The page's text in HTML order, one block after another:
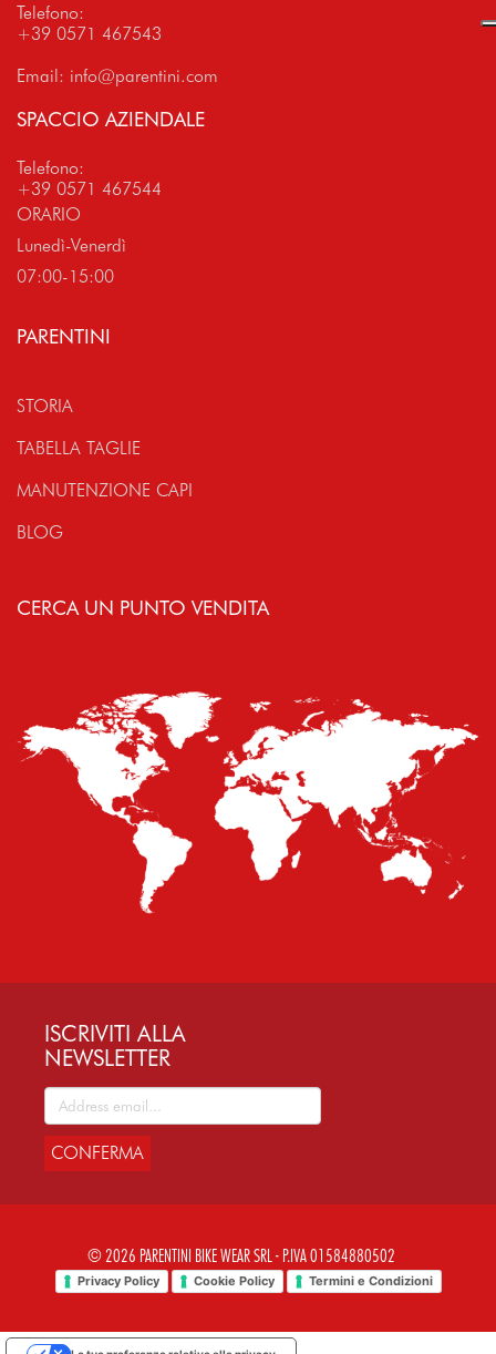
Telefono:
+39 0571 467543
Email: info@parentini.com
SPACCIO AZIENDALE
Telefono:
+39 0571 467544
ORARIO
Lunedì-Venerdì
07:00-15:00
PARENTINI
STORIA
TABELLA TAGLIE
MANUTENZIONE CAPI
BLOG
CERCA UN PUNTO VENDITA
ISCRIVITI ALLA
NEWSLETTER
CONFERMA
© 2026 PARENTINI BIKE WEAR SRL - P.IVA 01584880502
Privacy Policy Cookie Policy Termini e Condizioni